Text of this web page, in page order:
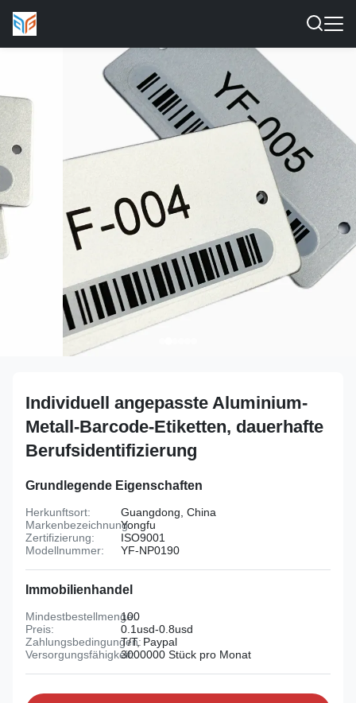
Individuell angepasste Aluminium-
Metall-Barcode-Etiketten, dauerhafte
Berufsidentifizierung
Grundlegende Eigenschaften
Herkunftsort:
Guangdong, China
Markenbezeichnung:Yongfu
Zertifizierung:
ISO9001
Modellnummer:
YF-NP0190
Immobilienhandel
Mindestbestellmenge:
100
Preis:
0.1usd-0.8usd
Zahlungsbedingungen:T/T, Paypal
Versorgungsfähigkeit:3000000 Stück pro Monat